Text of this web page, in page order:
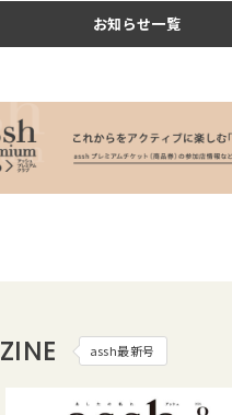
お知らせ一覧
assh最新号